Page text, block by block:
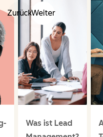
ZurückWeiter
Was ist Lead